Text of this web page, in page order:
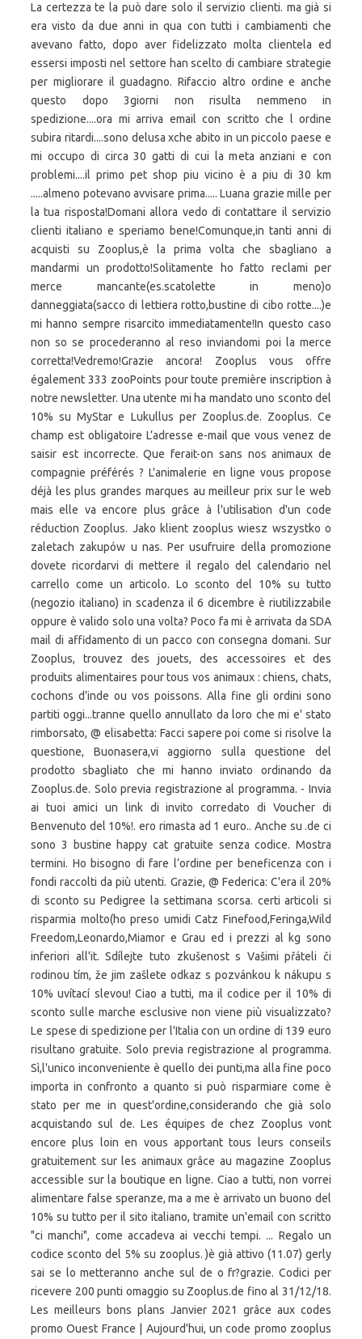
La certezza te la può dare solo il servizio clienti. ma già si
era visto da due anni in qua con tutti i cambiamenti che
avevano fatto, dopo aver fidelizzato molta clientela ed
essersi imposti nel settore han scelto di cambiare strategie
per migliorare il guadagno. Rifaccio altro ordine e anche
questo dopo 3giorni non risulta nemmeno in
spedizione....ora mi arriva email con scritto che l ordine
subira ritardi....sono delusa xche abito in un piccolo paese e
mi occupo di circa 30 gatti di cui la meta anziani e con
problemi....il primo pet shop piu vicino è a piu di 30 km
.....almeno potevano avvisare prima..... Luana grazie mille per
la tua risposta!Domani allora vedo di contattare il servizio
clienti italiano e speriamo bene!Comunque,in tanti anni di
acquisti su Zooplus,è la prima volta che sbagliano a
mandarmi un prodotto!Solitamente ho fatto reclami per
merce mancante(es.scatolette in meno)o
danneggiata(sacco di lettiera rotto,bustine di cibo rotte....)e
mi hanno sempre risarcito immediatamente!In questo caso
non so se procederanno al reso inviandomi poi la merce
corretta!Vedremo!Grazie ancora! Zooplus vous offre
également 333 zooPoints pour toute première inscription à
notre newsletter. Una utente mi ha mandato uno sconto del
10% su MyStar e Lukullus per Zooplus.de. Zooplus. Ce
champ est obligatoire L’adresse e-mail que vous venez de
saisir est incorrecte. Que ferait-on sans nos animaux de
compagnie préférés ? L'animalerie en ligne vous propose
déjà les plus grandes marques au meilleur prix sur le web
mais elle va encore plus grâce à l'utilisation d'un code
réduction Zooplus. Jako klient zooplus wiesz wszystko o
zaletach zakupów u nas. Per usufruire della promozione
dovete ricordarvi di mettere il regalo del calendario nel
carrello come un articolo. Lo sconto del 10% su tutto
(negozio italiano) in scadenza il 6 dicembre è riutilizzabile
oppure è valido solo una volta? Poco fa mi è arrivata da SDA
mail di affidamento di un pacco con consegna domani. Sur
Zooplus, trouvez des jouets, des accessoires et des
produits alimentaires pour tous vos animaux : chiens, chats,
cochons d’inde ou vos poissons. Alla fine gli ordini sono
partiti oggi...tranne quello annullato da loro che mi e' stato
rimborsato, @ elisabetta: Facci sapere poi come si risolve la
questione, Buonasera,vi aggiorno sulla questione del
prodotto sbagliato che mi hanno inviato ordinando da
Zooplus.de. Solo previa registrazione al programma. - Invia
ai tuoi amici un link di invito corredato di Voucher di
Benvenuto del 10%!. ero rimasta ad 1 euro.. Anche su .de ci
sono 3 bustine happy cat gratuite senza codice. Mostra
termini. Ho bisogno di fare l’ordine per beneficenza con i
fondi raccolti da più utenti. Grazie, @ Federica: C'era il 20%
di sconto su Pedigree la settimana scorsa. certi articoli si
risparmia molto(ho preso umidi Catz Finefood,Feringa,Wild
Freedom,Leonardo,Miamor e Grau ed i prezzi al kg sono
inferiori all'it. Sdílejte tuto zkušenost s Vašimi přáteli či
rodinou tím, že jim zašlete odkaz s pozvánkou k nákupu s
10% uvítací slevou! Ciao a tutti, ma il codice per il 10% di
sconto sulle marche esclusive non viene più visualizzato?
Le spese di spedizione per l'Italia con un ordine di 139 euro
risultano gratuite. Solo previa registrazione al programma.
Sì,l'unico inconveniente è quello dei punti,ma alla fine poco
importa in confronto a quanto si può risparmiare come è
stato per me in quest'ordine,considerando che già solo
acquistando sul de. Les équipes de chez Zooplus vont
encore plus loin en vous apportant tous leurs conseils
gratuitement sur les animaux grâce au magazine Zooplus
accessible sur la boutique en ligne. Ciao a tutti, non vorrei
alimentare false speranze, ma a me è arrivato un buono del
10% su tutto per il sito italiano, tramite un'email con scritto
"ci manchi", come accadeva ai vecchi tempi. ... Regalo un
codice sconto del 5% su zooplus. )è già attivo (11.07) gerly
sai se lo metteranno anche sul de o fr?grazie. Codici per
ricevere 200 punti omaggio su Zooplus.de fino al 31/12/18.
Les meilleurs bons plans Janvier 2021 grâce aux codes
promo Ouest France | Aujourd'hui, un code promo zooplus